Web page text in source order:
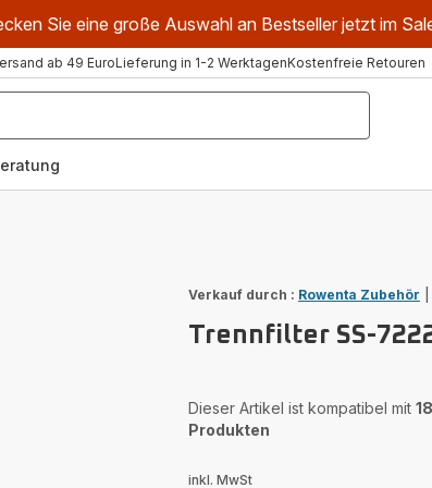
Sie eine große Auswahl an Bestseller jetzt im
ab 49 EuroLieferung in 1-2 WerktagenKostenfreie Retouren
Verkauf durch : Rowenta Zubehör
Trennfilter SS-
Dieser Artikel ist kompatibel mit 18
Produkten
inkl. MwSt